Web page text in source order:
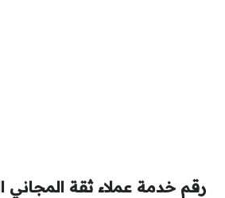
رقم خدمة عملاء ثقة المجاني